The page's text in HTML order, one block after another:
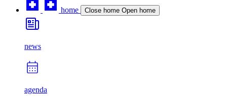
home Close home Open home
news
agenda